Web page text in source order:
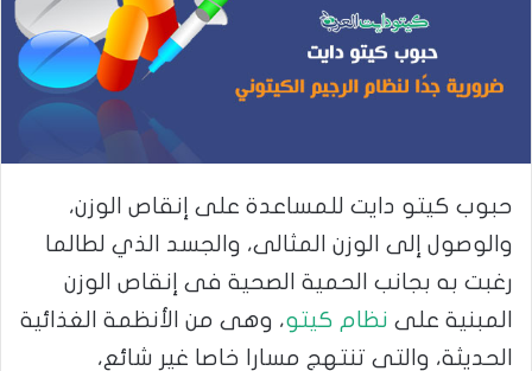
حبوب كيتو دايت للمساعدة على إنقاص الوزن،
والوصول إلى الوزن المثالى، والجسد الذي لطالما
رغبت به بجانب الحمية الصحية فى إنقاص الوزن
المبنية على نظام كيتو، وهى من الأنظمة الغذائية
الحديثة، والتى تنتهج مسارا خاصا غير شائع،